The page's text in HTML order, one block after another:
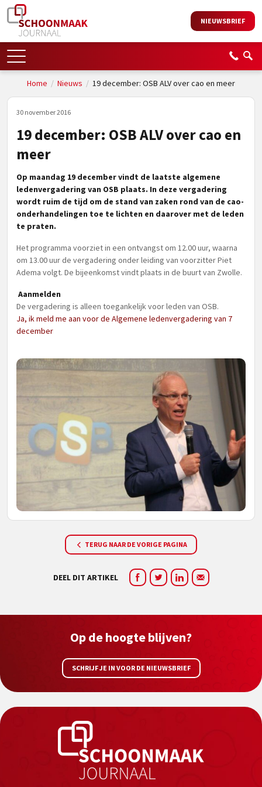
NIEUWSBRIEF
Home / Nieuws / 19 december: OSB ALV over cao en meer
30 november 2016
19 december: OSB ALV over cao en
meer
Op maandag 19 december vindt de laatste algemene
ledenvergadering van OSB plaats. In deze vergadering
wordt ruim de tijd om de stand van zaken rond van de cao-
onderhandelingen toe te lichten en daarover met de leden
te praten.
Het programma voorziet in een ontvangst om 12.00 uur, waarna
om 13.00 uur de vergadering onder leiding van voorzitter Piet
Adema volgt. De bijeenkomst vindt plaats in de buurt van Zwolle.
Aanmelden
De vergadering is alleen toegankelijk voor leden van OSB.
Ja, ik meld me aan voor de Algemene ledenvergadering van 7
december
TERUG NAAR DE VORIGE PAGINA
DEEL DIT ARTIKEL
Op de hoogte blijven?
SCHRIJF JE IN VOOR DE NIEUWSBRIEF